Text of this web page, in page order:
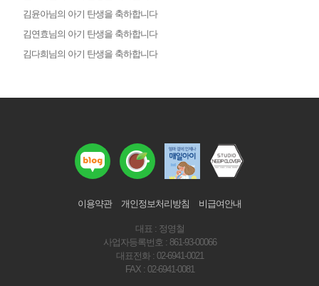
김윤아님의 아기 탄생을 축하합니다
김연효님의 아기 탄생을 축하합니다
김다희님의 아기 탄생을 축하합니다
이용약관 개인정보처리방침 비급여안내
대표 : 정영철
사업자등록번호 : 861-93-00066
대표전화 : 02-6941-0021
FAX : 02-6941-0081